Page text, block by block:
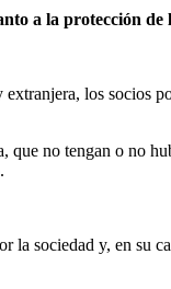
a la protección de
los socios
no tengan o no
sociedad y, en su